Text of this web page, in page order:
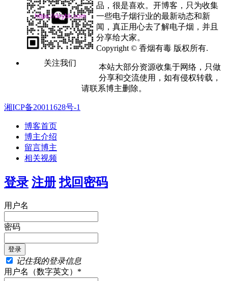
关注我们
品，很是喜欢。开博客，只为收集
一些电子烟行业的最新动态和新
闻，真正用心去了解电子烟，并且
分享给大家。
Copyright © 香烟有毒 版权所有.
本站大部分资源收集于网络，只做
分享和交流使用，如有侵权转载，
请联系博主删除。
湘ICP备20011628号-1
博客首页
博主介绍
留言博主
相关视频
登录 注册 找回密码
用户名
密码
记住我的登录信息
用户名（数字英文）*